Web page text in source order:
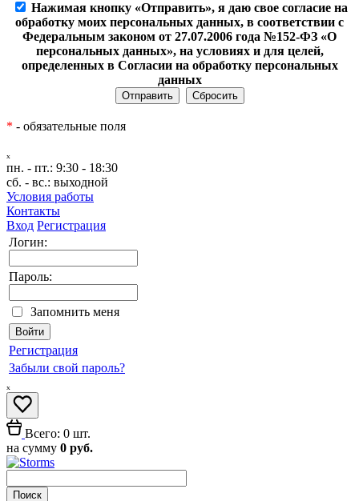
Нажимая кнопку «Отправить», я даю свое согласие на
обработку моих персональных данных, в соответствии с
Федеральным законом от 27.07.2006 года №152-ФЗ «О
персональных данных», на условиях и для целей,
определенных в Согласии на обработку персональных
данных
* - обязательные поля
ₓ
пн. - пт.: 9:30 - 18:30
сб. - вс.: выходной
Условия работы
Контакты
Вход Регистрация
Логин:
Пароль:
Запомнить меня
Регистрация
Забыли свой пароль?
ₓ
Всего: 0 шт.
на сумму 0 руб.